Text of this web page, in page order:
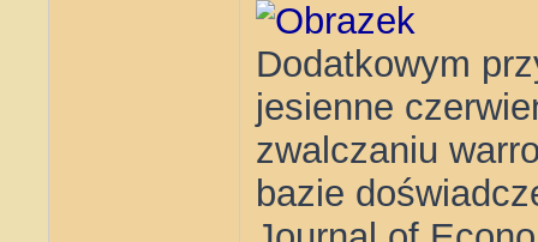
Dodatkowym
jesienne
zwalczaniu
bazie